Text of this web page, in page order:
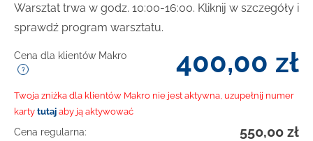
Warsztat trwa w godz. 10:00-16:00. Kliknij w szczegóły i
sprawdź program warsztatu.
Cena dla klientów Makro 400,00 zł
Twoja zniżka dla klientów Makro nie jest aktywna, uzupełnij numer
karty tutaj aby ją aktywować
Cena regularna: 550,00 zł